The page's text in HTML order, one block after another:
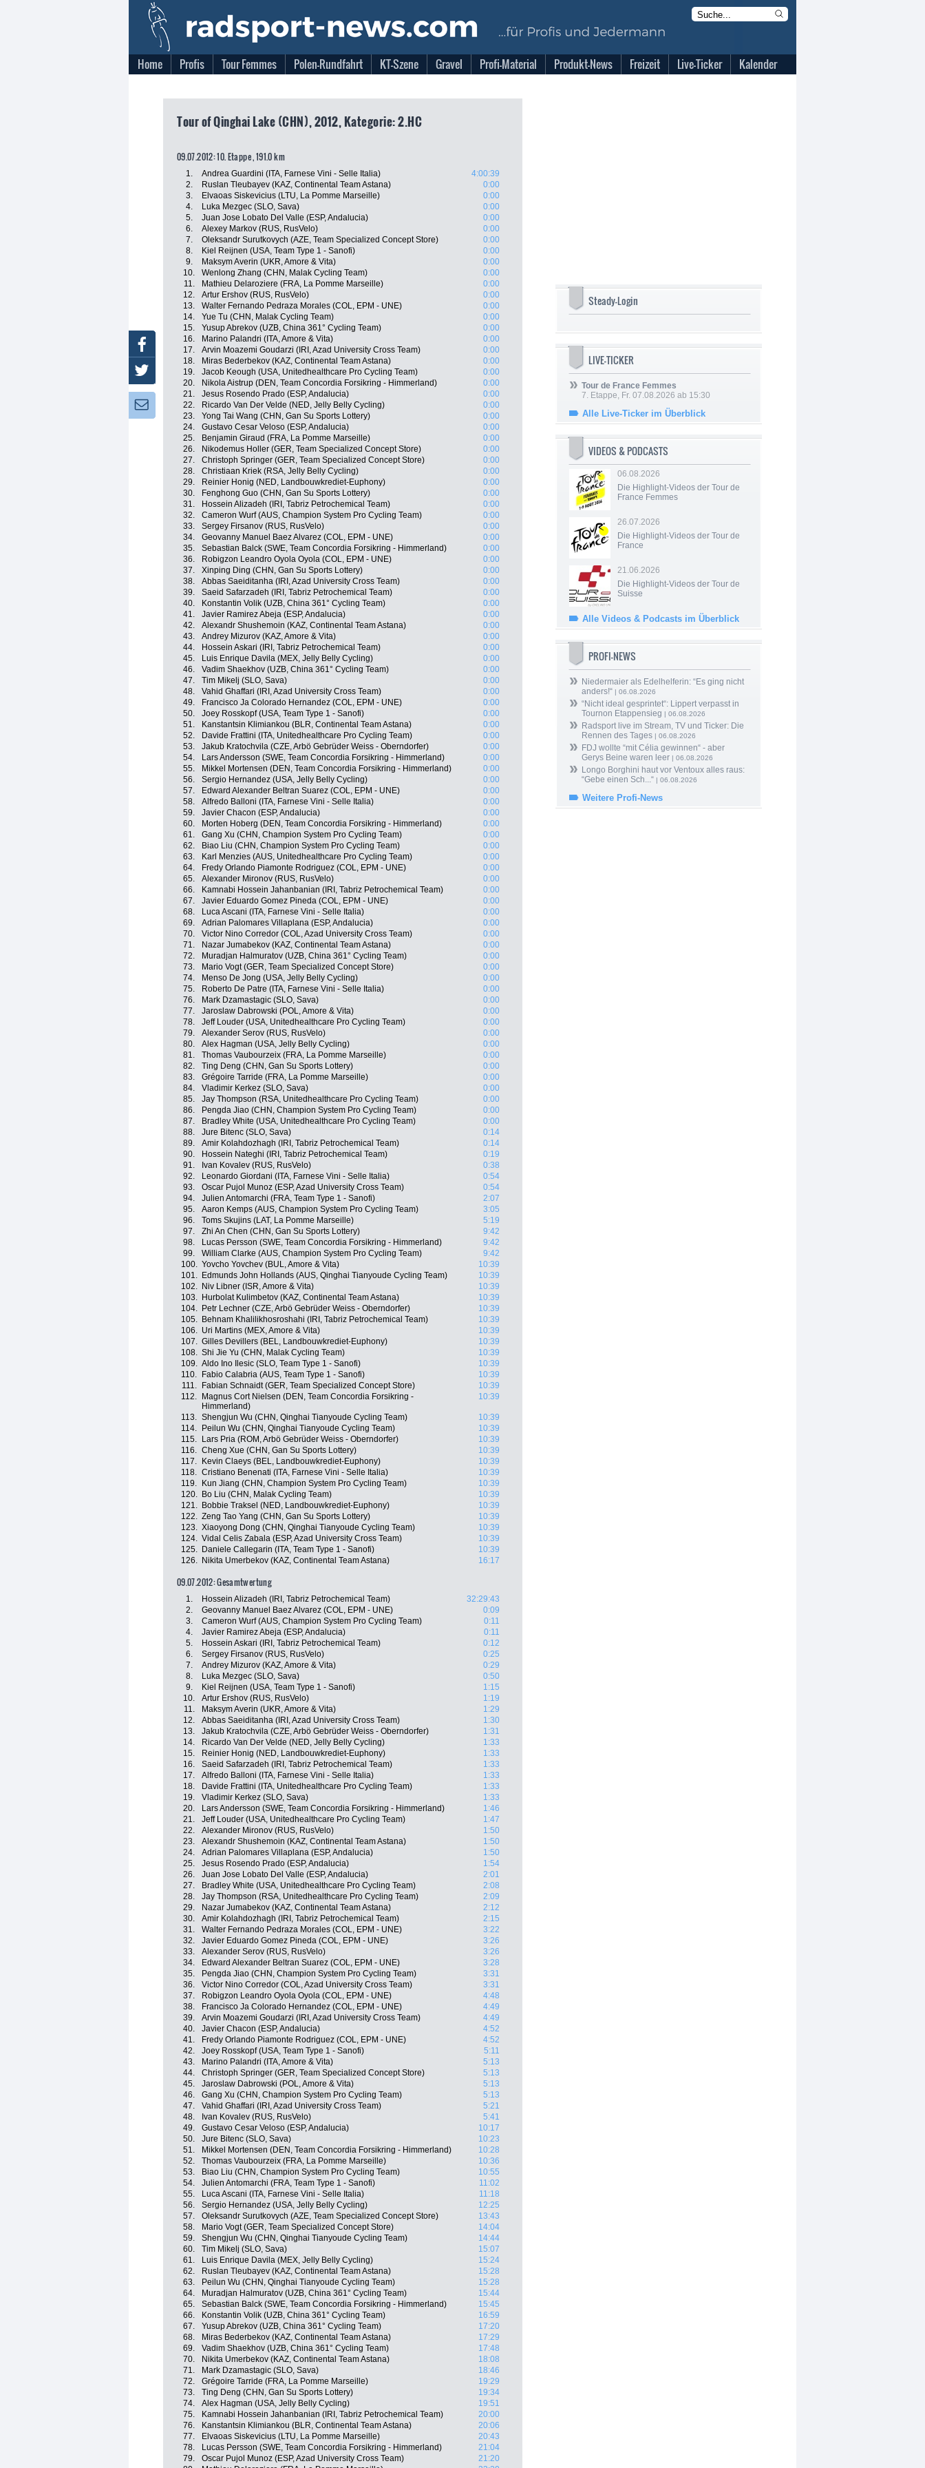
Home Profis Tour Femmes Polen-Rundfahrt KT-Szene Gravel Profi-Material Produkt-News Freizeit Live-Ticker Kalender
Tour of Qinghai Lake (CHN), 2012, Kategorie: 2.HC
09.07.2012: 10. Etappe , 191.0 km
1. Andrea Guardini (ITA, Farnese Vini - Selle Italia)
4:00:39
2.
Ruslan Tleubayev (KAZ, Continental Team Astana)
0:00
3.
Elvaoas Siskevicius (LTU, La Pomme Marseille)
0:00
4.
Luka Mezgec (SLO, Sava)
0:00
5.
Juan Jose Lobato Del Valle (ESP, Andalucia)
0:00
6.
Alexey Markov (RUS, RusVelo)
0:00
7.
Oleksandr Surutkovych (AZE, Team Specialized Concept Store)
0:00
8.
Kiel Reijnen (USA, Team Type 1 - Sanofi)
0:00
9.
Maksym Averin (UKR, Amore & Vita)
0:00
10.
Wenlong Zhang (CHN, Malak Cycling Team)
0:00
11.
Mathieu Delaroziere (FRA, La Pomme Marseille)
0:00
12.
Artur Ershov (RUS, RusVelo)
0:00
13.
Walter Fernando Pedraza Morales (COL, EPM - UNE)
0:00
14.
Yue Tu (CHN, Malak Cycling Team)
0:00
15.
Yusup Abrekov (UZB, China 361° Cycling Team)
0:00
16.
Marino Palandri (ITA, Amore & Vita)
0:00
17.
Arvin Moazemi Goudarzi (IRI, Azad University Cross Team)
0:00
18.
Miras Bederbekov (KAZ, Continental Team Astana)
0:00
19.
Jacob Keough (USA, Unitedhealthcare Pro Cycling Team)
0:00
20.
Nikola Aistrup (DEN, Team Concordia Forsikring - Himmerland)
0:00
21.
Jesus Rosendo Prado (ESP, Andalucia)
0:00
22.
Ricardo Van Der Velde (NED, Jelly Belly Cycling)
0:00
23.
Yong Tai Wang (CHN, Gan Su Sports Lottery)
0:00
24.
Gustavo Cesar Veloso (ESP, Andalucia)
0:00
25.
Benjamin Giraud (FRA, La Pomme Marseille)
0:00
26.
Nikodemus Holler (GER, Team Specialized Concept Store)
0:00
27.
Christoph Springer (GER, Team Specialized Concept Store)
0:00
28.
Christiaan Kriek (RSA, Jelly Belly Cycling)
0:00
29.
Reinier Honig (NED, Landbouwkrediet-Euphony)
0:00
30.
Fenghong Guo (CHN, Gan Su Sports Lottery)
0:00
31.
Hossein Alizadeh (IRI, Tabriz Petrochemical Team)
0:00
32.
Cameron Wurf (AUS, Champion System Pro Cycling Team)
0:00
33.
Sergey Firsanov (RUS, RusVelo)
0:00
34.
Geovanny Manuel Baez Alvarez (COL, EPM - UNE)
0:00
35.
Sebastian Balck (SWE, Team Concordia Forsikring - Himmerland)
0:00
36.
Robigzon Leandro Oyola Oyola (COL, EPM - UNE)
0:00
37.
Xinping Ding (CHN, Gan Su Sports Lottery)
0:00
38.
Abbas Saeiditanha (IRI, Azad University Cross Team)
0:00
39.
Saeid Safarzadeh (IRI, Tabriz Petrochemical Team)
0:00
40.
Konstantin Volik (UZB, China 361° Cycling Team)
0:00
41.
Javier Ramirez Abeja (ESP, Andalucia)
0:00
42.
Alexandr Shushemoin (KAZ, Continental Team Astana)
0:00
43.
Andrey Mizurov (KAZ, Amore & Vita)
0:00
44.
Hossein Askari (IRI, Tabriz Petrochemical Team)
0:00
45.
Luis Enrique Davila (MEX, Jelly Belly Cycling)
0:00
46.
Vadim Shaekhov (UZB, China 361° Cycling Team)
0:00
47.
Tim Mikelj (SLO, Sava)
0:00
48.
Vahid Ghaffari (IRI, Azad University Cross Team)
0:00
49.
Francisco Ja Colorado Hernandez (COL, EPM - UNE)
0:00
50.
Joey Rosskopf (USA, Team Type 1 - Sanofi)
0:00
51.
Kanstantsin Klimiankou (BLR, Continental Team Astana)
0:00
52.
Davide Frattini (ITA, Unitedhealthcare Pro Cycling Team)
0:00
53.
Jakub Kratochvila (CZE, Arbö Gebrüder Weiss - Oberndorfer)
0:00
54.
Lars Andersson (SWE, Team Concordia Forsikring - Himmerland)
0:00
55.
Mikkel Mortensen (DEN, Team Concordia Forsikring - Himmerland)
0:00
56.
Sergio Hernandez (USA, Jelly Belly Cycling)
0:00
57.
Edward Alexander Beltran Suarez (COL, EPM - UNE)
0:00
58.
Alfredo Balloni (ITA, Farnese Vini - Selle Italia)
0:00
59.
Javier Chacon (ESP, Andalucia)
0:00
60.
Morten Hoberg (DEN, Team Concordia Forsikring - Himmerland)
0:00
61.
Gang Xu (CHN, Champion System Pro Cycling Team)
0:00
62.
Biao Liu (CHN, Champion System Pro Cycling Team)
0:00
63.
Karl Menzies (AUS, Unitedhealthcare Pro Cycling Team)
0:00
64.
Fredy Orlando Piamonte Rodriguez (COL, EPM - UNE)
0:00
65.
Alexander Mironov (RUS, RusVelo)
0:00
66.
Kamnabi Hossein Jahanbanian (IRI, Tabriz Petrochemical Team)
0:00
67.
Javier Eduardo Gomez Pineda (COL, EPM - UNE)
0:00
68.
Luca Ascani (ITA, Farnese Vini - Selle Italia)
0:00
69.
Adrian Palomares Villaplana (ESP, Andalucia)
0:00
70.
Victor Nino Corredor (COL, Azad University Cross Team)
0:00
71.
Nazar Jumabekov (KAZ, Continental Team Astana)
0:00
72.
Muradjan Halmuratov (UZB, China 361° Cycling Team)
0:00
73.
Mario Vogt (GER, Team Specialized Concept Store)
0:00
74.
Menso De Jong (USA, Jelly Belly Cycling)
0:00
75.
Roberto De Patre (ITA, Farnese Vini - Selle Italia)
0:00
76.
Mark Dzamastagic (SLO, Sava)
0:00
77.
Jaroslaw Dabrowski (POL, Amore & Vita)
0:00
78.
Jeff Louder (USA, Unitedhealthcare Pro Cycling Team)
0:00
79.
Alexander Serov (RUS, RusVelo)
0:00
80.
Alex Hagman (USA, Jelly Belly Cycling)
0:00
81.
Thomas Vaubourzeix (FRA, La Pomme Marseille)
0:00
82.
Ting Deng (CHN, Gan Su Sports Lottery)
0:00
83.
Grégoire Tarride (FRA, La Pomme Marseille)
0:00
84.
Vladimir Kerkez (SLO, Sava)
0:00
85.
Jay Thompson (RSA, Unitedhealthcare Pro Cycling Team)
0:00
86.
Pengda Jiao (CHN, Champion System Pro Cycling Team)
0:00
87.
Bradley White (USA, Unitedhealthcare Pro Cycling Team)
0:00
88.
Jure Bitenc (SLO, Sava)
0:14
89.
Amir Kolahdozhagh (IRI, Tabriz Petrochemical Team)
0:14
90.
Hossein Nateghi (IRI, Tabriz Petrochemical Team)
0:19
91.
Ivan Kovalev (RUS, RusVelo)
0:38
92.
Leonardo Giordani (ITA, Farnese Vini - Selle Italia)
0:54
93.
Oscar Pujol Munoz (ESP, Azad University Cross Team)
0:54
94.
Julien Antomarchi (FRA, Team Type 1 - Sanofi)
2:07
95.
Aaron Kemps (AUS, Champion System Pro Cycling Team)
3:05
96.
Toms Skujins (LAT, La Pomme Marseille)
5:19
97.
Zhi An Chen (CHN, Gan Su Sports Lottery)
9:42
98.
Lucas Persson (SWE, Team Concordia Forsikring - Himmerland)
9:42
99.
William Clarke (AUS, Champion System Pro Cycling Team)
9:42
100. Yovcho Yovchev (BUL, Amore & Vita)
10:39
101.
Edmunds John Hollands (AUS, Qinghai Tianyoude Cycling Team)
10:39
102.
Niv Libner (ISR, Amore & Vita)
10:39
103.
Hurbolat Kulimbetov (KAZ, Continental Team Astana)
10:39
104.
Petr Lechner (CZE, Arbö Gebrüder Weiss - Oberndorfer)
10:39
105.
Behnam Khalilikhosroshahi (IRI, Tabriz Petrochemical Team)
10:39
106. Uri Martins (MEX, Amore & Vita)
10:39
107. Gilles Devillers (BEL, Landbouwkrediet-Euphony)
10:39
108. Shi Jie Yu (CHN, Malak Cycling Team)
10:39
109. Aldo Ino Ilesic (SLO, Team Type 1 - Sanofi)
10:39
110.
Fabio Calabria (AUS, Team Type 1 - Sanofi)
10:39
111.
Fabian Schnaidt (GER, Team Specialized Concept Store)
10:39
112.
Magnus Cort Nielsen (DEN, Team Concordia Forsikring -
Himmerland)
10:39
113. Shengjun Wu (CHN, Qinghai Tianyoude Cycling Team)
10:39
114.
Peilun Wu (CHN, Qinghai Tianyoude Cycling Team)
10:39
115.
Lars Pria (ROM, Arbö Gebrüder Weiss - Oberndorfer)
10:39
116. Cheng Xue (CHN, Gan Su Sports Lottery)
10:39
117.
Kevin Claeys (BEL, Landbouwkrediet-Euphony)
10:39
118. Cristiano Benenati (ITA, Farnese Vini - Selle Italia)
10:39
119.
Kun Jiang (CHN, Champion System Pro Cycling Team)
10:39
120.
Bo Liu (CHN, Malak Cycling Team)
10:39
121.
Bobbie Traksel (NED, Landbouwkrediet-Euphony)
10:39
122. Zeng Tao Yang (CHN, Gan Su Sports Lottery)
10:39
123. Xiaoyong Dong (CHN, Qinghai Tianyoude Cycling Team)
10:39
124. Vidal Celis Zabala (ESP, Azad University Cross Team)
10:39
125.
Daniele Callegarin (ITA, Team Type 1 - Sanofi)
10:39
126.
Nikita Umerbekov (KAZ, Continental Team Astana) 16:17
09.07.2012: Gesamtwertung
1. Hossein Alizadeh (IRI, Tabriz Petrochemical Team)
32:29:43
2.
Geovanny Manuel Baez Alvarez (COL, EPM - UNE)
0:09
3.
Cameron Wurf (AUS, Champion System Pro Cycling Team)
0:11
4.
Javier Ramirez Abeja (ESP, Andalucia)
0:11
5.
Hossein Askari (IRI, Tabriz Petrochemical Team)
0:12
6.
Sergey Firsanov (RUS, RusVelo)
0:25
7.
Andrey Mizurov (KAZ, Amore & Vita)
0:29
8.
Luka Mezgec (SLO, Sava)
0:50
9.
Kiel Reijnen (USA, Team Type 1 - Sanofi)
1:15
10.
Artur Ershov (RUS, RusVelo)
1:19
11.
Maksym Averin (UKR, Amore & Vita)
1:29
12.
Abbas Saeiditanha (IRI, Azad University Cross Team)
1:30
13.
Jakub Kratochvila (CZE, Arbö Gebrüder Weiss - Oberndorfer)
1:31
14.
Ricardo Van Der Velde (NED, Jelly Belly Cycling)
1:33
15.
Reinier Honig (NED, Landbouwkrediet-Euphony)
1:33
16.
Saeid Safarzadeh (IRI, Tabriz Petrochemical Team)
1:33
17.
Alfredo Balloni (ITA, Farnese Vini - Selle Italia)
1:33
18.
Davide Frattini (ITA, Unitedhealthcare Pro Cycling Team)
1:33
19.
Vladimir Kerkez (SLO, Sava)
1:33
20.
Lars Andersson (SWE, Team Concordia Forsikring - Himmerland)
1:46
21.
Jeff Louder (USA, Unitedhealthcare Pro Cycling Team)
1:47
22.
Alexander Mironov (RUS, RusVelo)
1:50
23.
Alexandr Shushemoin (KAZ, Continental Team Astana)
1:50
24.
Adrian Palomares Villaplana (ESP, Andalucia)
1:50
25.
Jesus Rosendo Prado (ESP, Andalucia)
1:54
26.
Juan Jose Lobato Del Valle (ESP, Andalucia)
2:01
27.
Bradley White (USA, Unitedhealthcare Pro Cycling Team)
2:08
28.
Jay Thompson (RSA, Unitedhealthcare Pro Cycling Team)
2:09
29.
Nazar Jumabekov (KAZ, Continental Team Astana)
2:12
30.
Amir Kolahdozhagh (IRI, Tabriz Petrochemical Team)
2:15
31.
Walter Fernando Pedraza Morales (COL, EPM - UNE)
3:22
32.
Javier Eduardo Gomez Pineda (COL, EPM - UNE)
3:26
33.
Alexander Serov (RUS, RusVelo)
3:26
34.
Edward Alexander Beltran Suarez (COL, EPM - UNE)
3:28
35.
Pengda Jiao (CHN, Champion System Pro Cycling Team)
3:31
36.
Victor Nino Corredor (COL, Azad University Cross Team)
3:31
37.
Robigzon Leandro Oyola Oyola (COL, EPM - UNE)
4:48
38.
Francisco Ja Colorado Hernandez (COL, EPM - UNE)
4:49
39.
Arvin Moazemi Goudarzi (IRI, Azad University Cross Team)
4:49
40.
Javier Chacon (ESP, Andalucia)
4:52
41.
Fredy Orlando Piamonte Rodriguez (COL, EPM - UNE)
4:52
42.
Joey Rosskopf (USA, Team Type 1 - Sanofi)
5:11
43.
Marino Palandri (ITA, Amore & Vita)
5:13
44.
Christoph Springer (GER, Team Specialized Concept Store)
5:13
45.
Jaroslaw Dabrowski (POL, Amore & Vita)
5:13
46.
Gang Xu (CHN, Champion System Pro Cycling Team)
5:13
47.
Vahid Ghaffari (IRI, Azad University Cross Team)
5:21
48.
Ivan Kovalev (RUS, RusVelo)
5:41
49.
Gustavo Cesar Veloso (ESP, Andalucia)
10:17
50.
Jure Bitenc (SLO, Sava)
10:23
51.
Mikkel Mortensen (DEN, Team Concordia Forsikring - Himmerland)
10:28
52.
Thomas Vaubourzeix (FRA, La Pomme Marseille)
10:36
53.
Biao Liu (CHN, Champion System Pro Cycling Team)
10:55
54.
Julien Antomarchi (FRA, Team Type 1 - Sanofi)
11:02
55.
Luca Ascani (ITA, Farnese Vini - Selle Italia)
11:18
56.
Sergio Hernandez (USA, Jelly Belly Cycling)
12:25
57.
Oleksandr Surutkovych (AZE, Team Specialized Concept Store)
13:43
58.
Mario Vogt (GER, Team Specialized Concept Store)
14:04
59.
Shengjun Wu (CHN, Qinghai Tianyoude Cycling Team)
14:44
60.
Tim Mikelj (SLO, Sava)
15:07
61.
Luis Enrique Davila (MEX, Jelly Belly Cycling)
15:24
62.
Ruslan Tleubayev (KAZ, Continental Team Astana)
15:28
63.
Peilun Wu (CHN, Qinghai Tianyoude Cycling Team)
15:28
64.
Muradjan Halmuratov (UZB, China 361° Cycling Team)
15:44
65.
Sebastian Balck (SWE, Team Concordia Forsikring - Himmerland)
15:45
66.
Konstantin Volik (UZB, China 361° Cycling Team)
16:59
67.
Yusup Abrekov (UZB, China 361° Cycling Team)
17:20
68.
Miras Bederbekov (KAZ, Continental Team Astana)
17:29
69.
Vadim Shaekhov (UZB, China 361° Cycling Team)
17:48
70.
Nikita Umerbekov (KAZ, Continental Team Astana)
18:08
71.
Mark Dzamastagic (SLO, Sava)
18:46
72.
Grégoire Tarride (FRA, La Pomme Marseille)
19:29
73.
Ting Deng (CHN, Gan Su Sports Lottery)
19:34
74.
Alex Hagman (USA, Jelly Belly Cycling)
19:51
75.
Kamnabi Hossein Jahanbanian (IRI, Tabriz Petrochemical Team)
20:00
76.
Kanstantsin Klimiankou (BLR, Continental Team Astana)
20:06
77.
Elvaoas Siskevicius (LTU, La Pomme Marseille)
20:43
78.
Lucas Persson (SWE, Team Concordia Forsikring - Himmerland)
21:04
79.
Oscar Pujol Munoz (ESP, Azad University Cross Team)
21:20
Steady-Login
LIVE-TICKER
Tour de France Femmes
7. Etappe, Fr. 07.08.2026 ab 15:30
Alle Live-Ticker im Überblick
VIDEOS & PODCASTS
06.08.2026
Die Highlight-Videos der Tour de
France Femmes
26.07.2026
Die Highlight-Videos der Tour de
France
21.06.2026
Die Highlight-Videos der Tour de
Suisse
Alle Videos & Podcasts im Überblick
PROFI-NEWS
Niedermaier als Edelhelferin: “Es ging nicht
anders!“ | 06.08.2026
“Nicht ideal gesprintet“: Lippert verpasst in
Tournon Etappensieg | 06.08.2026
Radsport live im Stream, TV und Ticker: Die
Rennen des Tages | 06.08.2026
FDJ wollte “mit Célia gewinnen“ - aber
Gerys Beine waren leer | 06.08.2026
Longo Borghini haut vor Ventoux alles raus:
“Gebe einen Sch...“ | 06.08.2026
Weitere Profi-News
Facebook
Twitter
Newsletter: